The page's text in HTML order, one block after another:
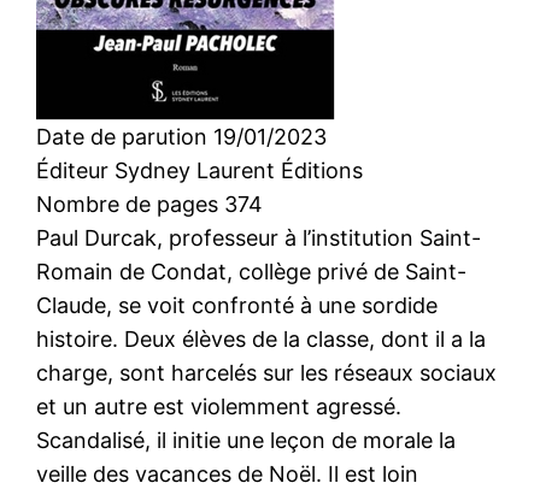
Date de parution 19/01/2023
Éditeur Sydney Laurent Éditions
Nombre de pages 374
Paul Durcak, professeur à l’institution Saint-
Romain de Condat, collège privé de Saint-
Claude, se voit confronté à une sordide
histoire. Deux élèves de la classe, dont il a la
charge, sont harcelés sur les réseaux sociaux
et un autre est violemment agressé.
Scandalisé, il initie une leçon de morale la
veille des vacances de Noël. Il est loin